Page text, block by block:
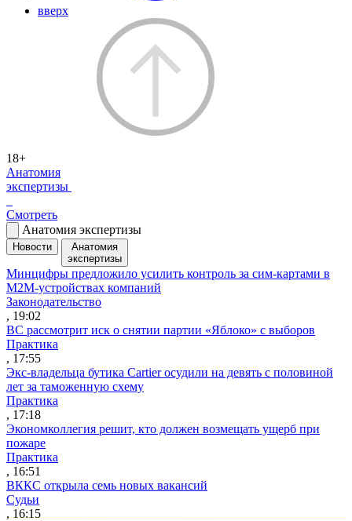
вверх
18+
Анатомия
экспертизы
Смотреть
Анатомия экспертизы
Новости
Анатомия
экспертизы
Минцифры предложило усилить контроль за сим-картами в
M2M-устройствах компаний
Законодательство
, 19:02
ВС рассмотрит иск о снятии партии «Яблоко» с выборов
Практика
, 17:55
Экс-владельца бутика Cartier осудили на девять с половиной
лет за таможенную схему
Практика
, 17:18
Экономколлегия решит, кто должен возмещать ущерб при
пожаре
Практика
, 16:51
ВККС открыла семь новых вакансий
Судьи
, 16:15